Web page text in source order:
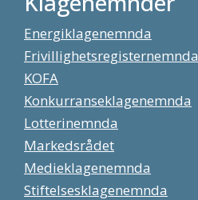
Energiklagenemnda
Frivillighetsregisternemnda
KOFA
Konkurranseklagenemnda
Lotterinemnda
Markedsrådet
Medieklagenemnda
Stiftelsesklagenemnda